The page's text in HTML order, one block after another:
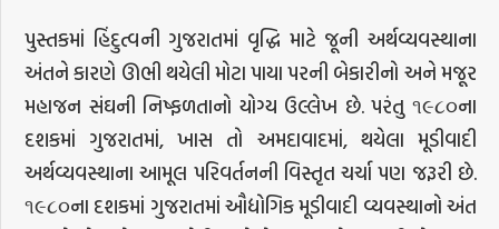
પુસ્તકમાં હિંદુત્વની ગુજરાતમાં વૃદ્ધિ માટે જૂની અર્થવ્યવસ્થાના
અંતને કારણે ઊભી થયેલી મોટા પાયા પરની બેકારીનો અને મજૂર
મહાજન સંઘની નિષ્ફળતાનો યોગ્ય ઉલ્લેખ છે. પરંતુ ૧૯૮૦ના
દશકમાં ગુજરાતમાં, ખાસ તો અમદાવાદમાં, થયેલા મૂડીવાદી
અર્થવ્યવસ્થાના આમૂલ પરિવર્તનની વિસ્તૃત ચર્ચા પણ જરૂરી છે.
૧૯૮૦ના દશકમાં ગુજરાતમાં ઔદ્યોગિક મૂડીવાદી વ્યવસ્થાનો અંત